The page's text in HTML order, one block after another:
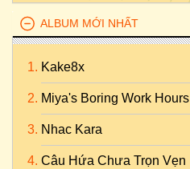
ALBUM MỚI NHẤT
Kake8x
Miya's Boring Work Hours
Nhac Kara
Câu Hứa Chưa Trọn Vẹn